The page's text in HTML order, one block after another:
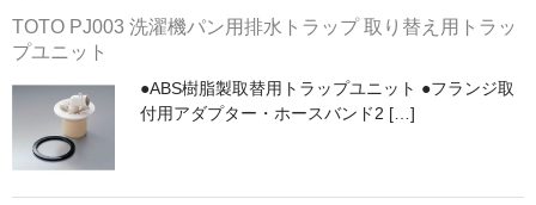
TOTO PJ003 洗濯機パン用排水トラップ 取り替え用トラッ
プユニット
●ABS樹脂製取替用トラップユニット ●フランジ取
付用アダプター・ホースバンド2 […]